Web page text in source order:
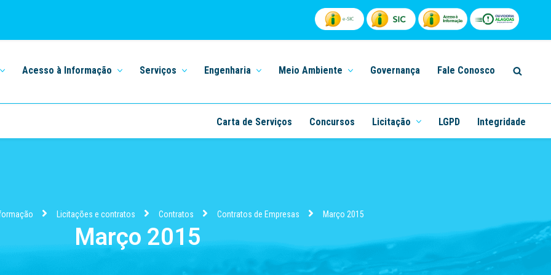
Acesso à Informação Serviços Engenharia Meio Ambiente Governança Fale Conosco
Carta de Serviços Concursos Licitação LGPD Integridade
Licitações e contratos Contratos Contratos de Empresas Março 2015
Março 2015